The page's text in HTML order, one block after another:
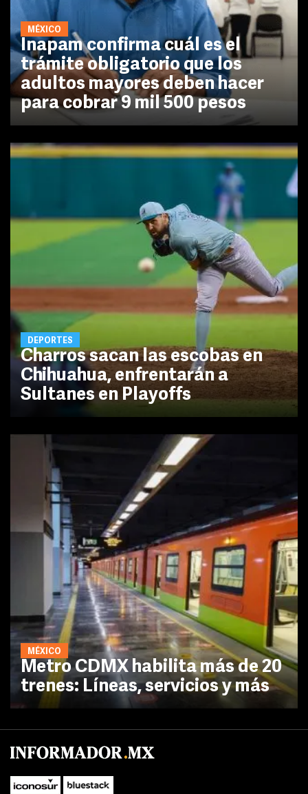
MÉXICO
Inapam confirma cuál es el
trámite obligatorio que los
adultos mayores deben hacer
para cobrar 9 mil 500 pesos
DEPORTES
Charros sacan las escobas en
Chihuahua, enfrentarán a
Sultanes en Playoffs
MÉXICO
Metro CDMX habilita más de 20
trenes: Líneas, servicios y más